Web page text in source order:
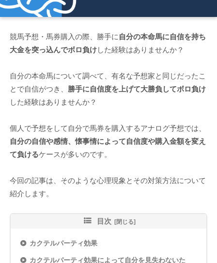
競馬予想・馬券購入の際、勝手に 自分の本命馬に自信を持ち
大金を突っ込んでボロ負けした経験はありませんか？
自分の本命馬について調べて、有名な予想家と同じだったこ
とで自信がつき、 勝手に自信度を上げて大勝負してボロ負け
した経験はありませんか？
個人で予想をして自分で馬券を購入するアナログ予想では、
自分の自信や感情、懐事情によって自信度や購入金額を変え
て負けるケースが多いのです。
今回の記事は、そのような心理現象とその対策方法について
紹介します。
目次
カクテルパーティ効果
カクテルパーティ効果によって自分を見失わないた